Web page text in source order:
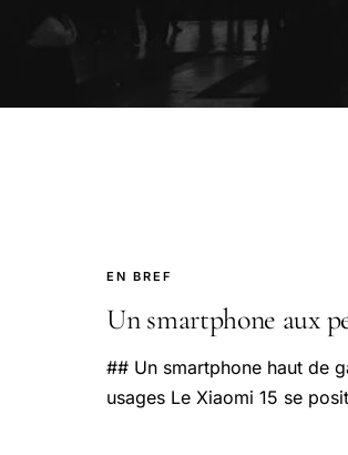
EN BREF
Un smartphone aux
## Un smartphone haut de
usages Le Xiaomi 15 se